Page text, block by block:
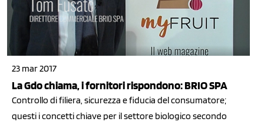
23 mar 2017
La Gdo chiama, i fornitori rispondono: BRIO SPA
Controllo di filiera, sicurezza e fiducia del consumatore;
questi i concetti chiave per il settore biologico secondo